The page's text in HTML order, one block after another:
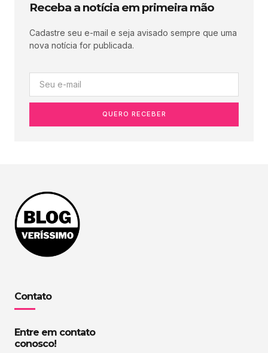
Receba a notícia em primeira mão
Cadastre seu e-mail e seja avisado sempre que uma
nova notícia for publicada.
QUERO RECEBER
Contato
Entre em contato
conosco!